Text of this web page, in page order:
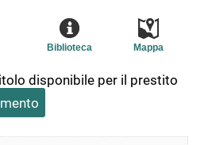
Mappa
Biblioteca
disponibile per il prestito